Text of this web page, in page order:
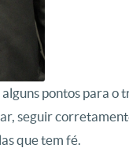
pontos para
seguir
que tem fé.